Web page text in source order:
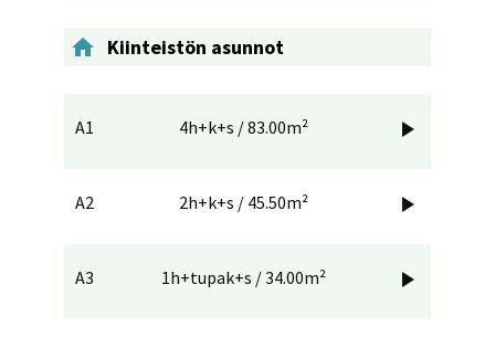
 Kiinteistön asunnot
A1 4h+k+s / 83.00m² 
A2 2h+k+s / 45.50m² 
A3 1h+tupak+s / 34.00m² 